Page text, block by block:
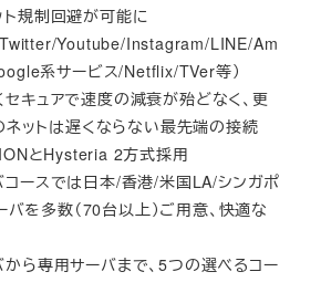
規制回避が可能に
Twitter/Youtube/Instagram/LINE/Am
系サービス/Netflix/TVer等）
キュアで速度の減衰が殆どなく、更
ットは遅くならない最先端の接続
とHysteria 2方式採用
コースでは日本/香港/米国LA/シンガポ
を多数（70台以上）ご用意、快適な
ら専用サーバまで、5つの選べるコー